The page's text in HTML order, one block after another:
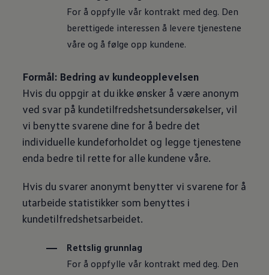
For å oppfylle vår kontrakt med deg. Den
berettigede interessen å levere tjenestene
våre og å følge opp kundene.
Formål: Bedring av kundeopplevelsen
Hvis du oppgir at du ikke ønsker å være anonym
ved svar på kundetilfredshetsundersøkelser, vil
vi benytte svarene dine for å bedre det
individuelle kundeforholdet og legge tjenestene
enda bedre til rette for alle kundene våre.
Hvis du svarer anonymt benytter vi svarene for å
utarbeide statistikker som benyttes i
kundetilfredshetsarbeidet.
Rettslig grunnlag
For å oppfylle vår kontrakt med deg. Den